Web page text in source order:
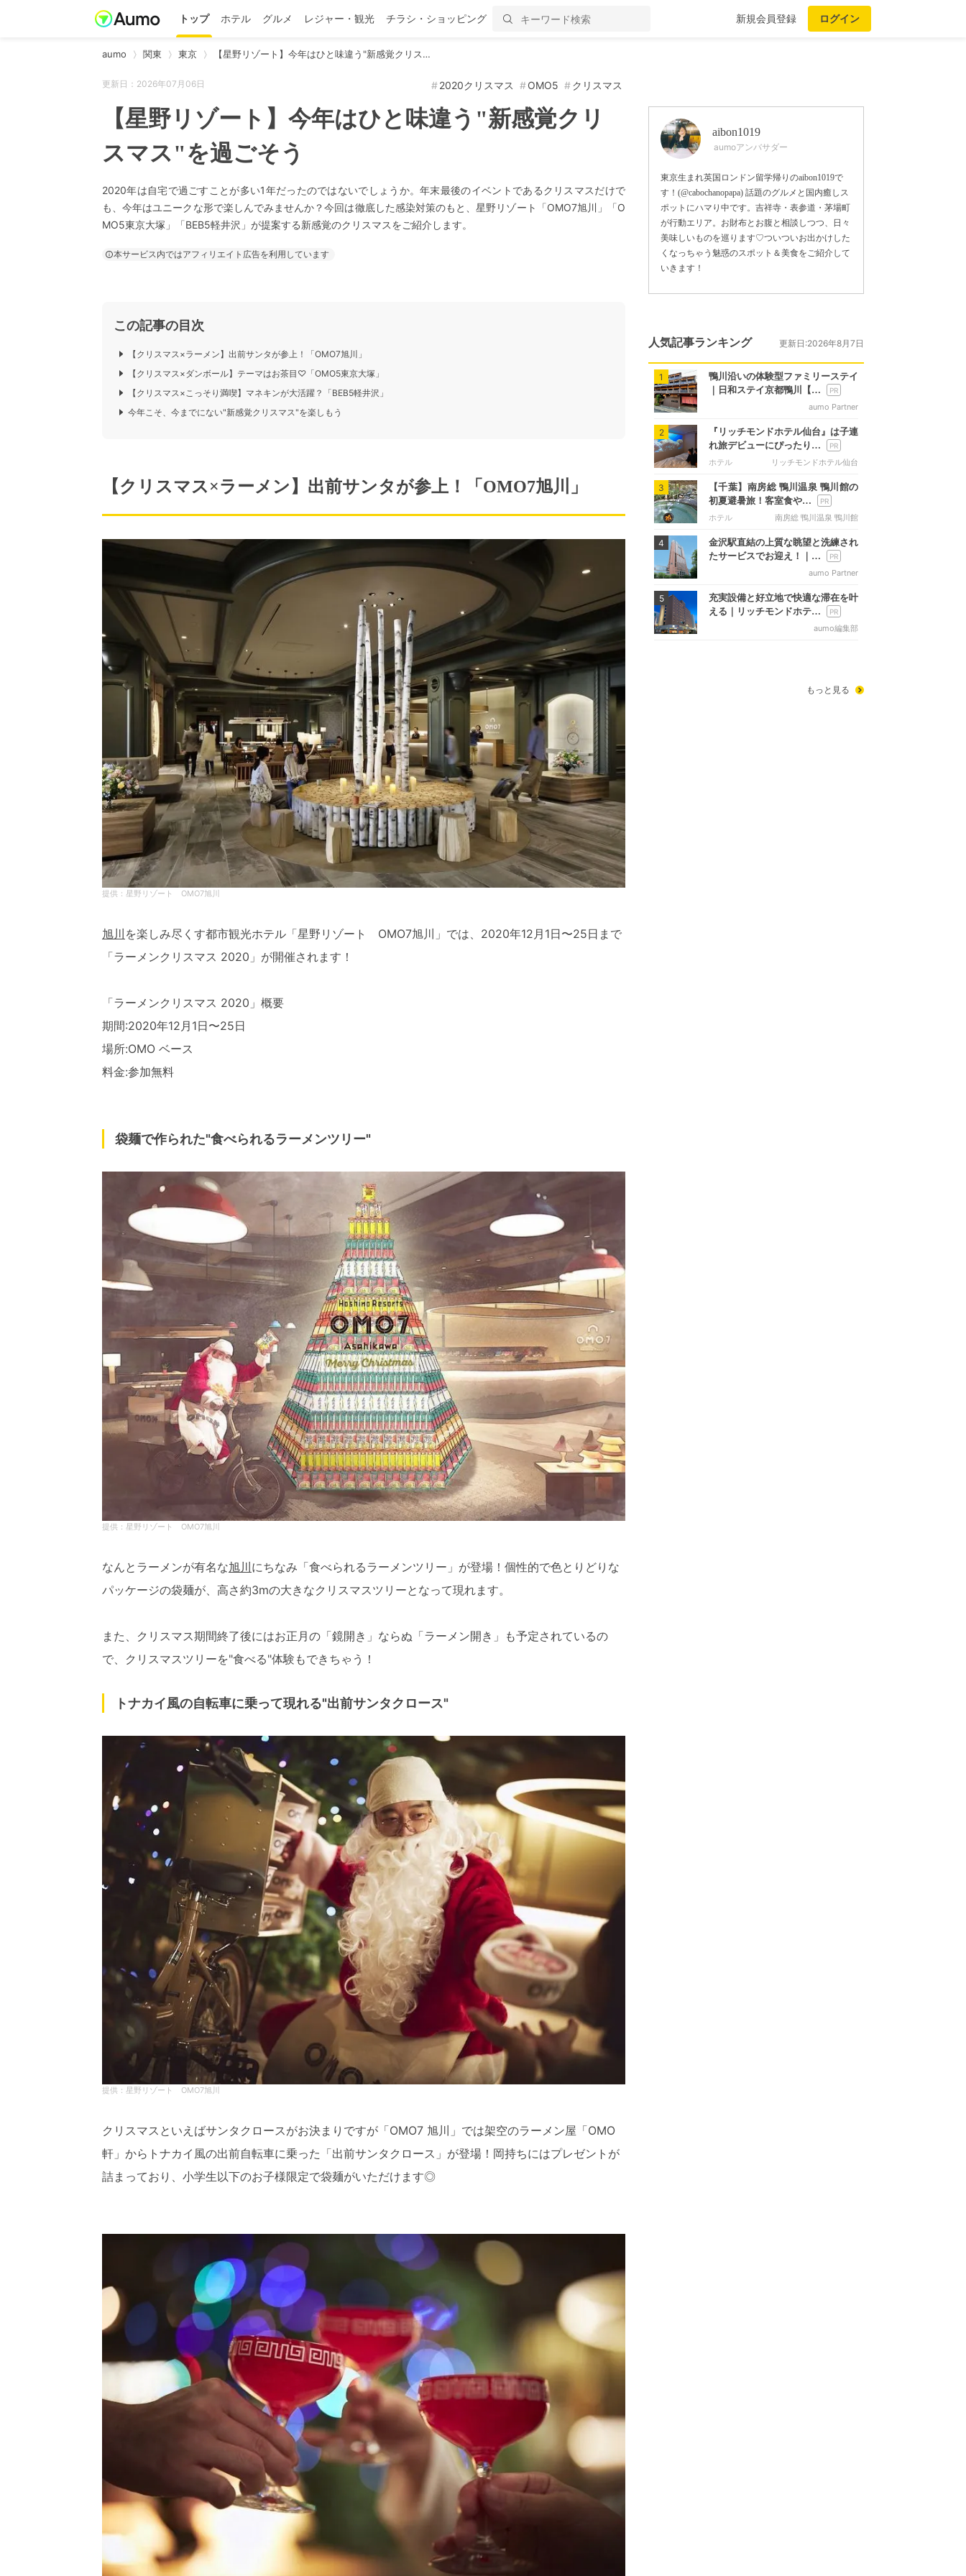
トップ ホテル グルメ レジャー・観光 チラシ・ショッピング 新規会員登録 ログイン
aumo 関東 東京 【星野リゾート】今年はひと味違う"新感覚クリス…
更新日：2026年07月06日 2020クリスマス OMO5 クリスマス
【星野リゾート】今年はひと味違う"新感覚クリ
スマス"を過ごそう
2020年は自宅で過ごすことが多い1年だったのではないでしょうか。年末最後のイベントであるクリスマスだけで
も、今年はユニークな形で楽しんでみませんか？今回は徹底した感染対策のもと、星野リゾート「OMO7旭川」「O
MO5東京大塚」「BEB5軽井沢」が提案する新感覚のクリスマスをご紹介します。
本サービス内ではアフィリエイト広告を利用しています
この記事の目次
【クリスマス×ラーメン】出前サンタが参上！「OMO7旭川」
【クリスマス×ダンボール】テーマはお茶目♡「OMO5東京大塚」
【クリスマス×こっそり満喫】マネキンが大活躍？「BEB5軽井沢」
今年こそ、今までにない"新感覚クリスマス"を楽しもう
【クリスマス×ラーメン】出前サンタが参上！「OMO7旭川」
星野リゾート OMO7旭川
旭川 を楽しみ尽くす都市観光ホテル「星野リゾート OMO7旭川」では、2020年12月1日〜25日まで
「ラーメンクリスマス 2020」が開催されます！
「ラーメンクリスマス 2020」概要
期間:2020年12月1日〜25日
場所:OMO ベース
料金:参加無料
袋麺で作られた"食べられるラーメンツリー"
星野リゾート OMO7旭川
なんとラーメンが有名な旭川にちなみ「食べられるラーメンツリー」が登場！個性的で色とりどりな
パッケージの袋麺が、高さ約3mの大きなクリスマスツリーとなって現れます。
また、クリスマス期間終了後にはお正月の「鏡開き」ならぬ「ラーメン開き」も予定されているの
で、クリスマスツリーを"食べる"体験もできちゃう！
トナカイ風の自転車に乗って現れる"出前サンタクロース"
星野リゾート OMO7旭川
クリスマスといえばサンタクロースがお決まりですが「OMO7 旭川」では架空のラーメン屋「OMO
軒」からトナカイ風の出前自転車に乗った「出前サンタクロース」が登場！岡持ちにはプレゼントが
詰まっており、小学生以下のお子様限定で袋麺がいただけます◎
aibon1019
aumoアンバサダー
東京生まれ英国ロンドン留学帰りのaibon1019で
す！(@cabochanopapa) 話題のグルメと国内癒しス
ポットにハマり中です。吉祥寺・表参道・茅場町
が行動エリア。お財布とお腹と相談しつつ、日々
美味しいものを巡ります♡ついついお出かけした
くなっちゃう魅惑のスポット＆美食をご紹介して
いきます！
人気記事ランキング 更新日:2026年8月7日
1
鴨川沿いの体験型ファミリーステイ
｜日和ステイ京都鴨川【…
aumo Partner
2
『リッチモンドホテル仙台』は子連
れ旅デビューにぴったり…
ホテル リッチモンドホテル仙台
3
【千葉】南房総 鴨川温泉 鴨川館の
初夏避暑旅！客室食や…
ホテル 南房総 鴨川温泉 鴨川館
4
金沢駅直結の上質な眺望と洗練され
たサービスでお迎え！｜…
aumo Partner
5
充実設備と好立地で快適な滞在を叶
える｜リッチモンドホテ…
aumo編集部
もっと見る